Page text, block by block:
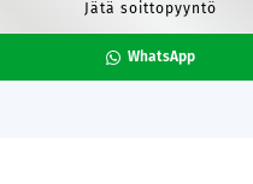
Jätä soittopyyntö
WhatsApp